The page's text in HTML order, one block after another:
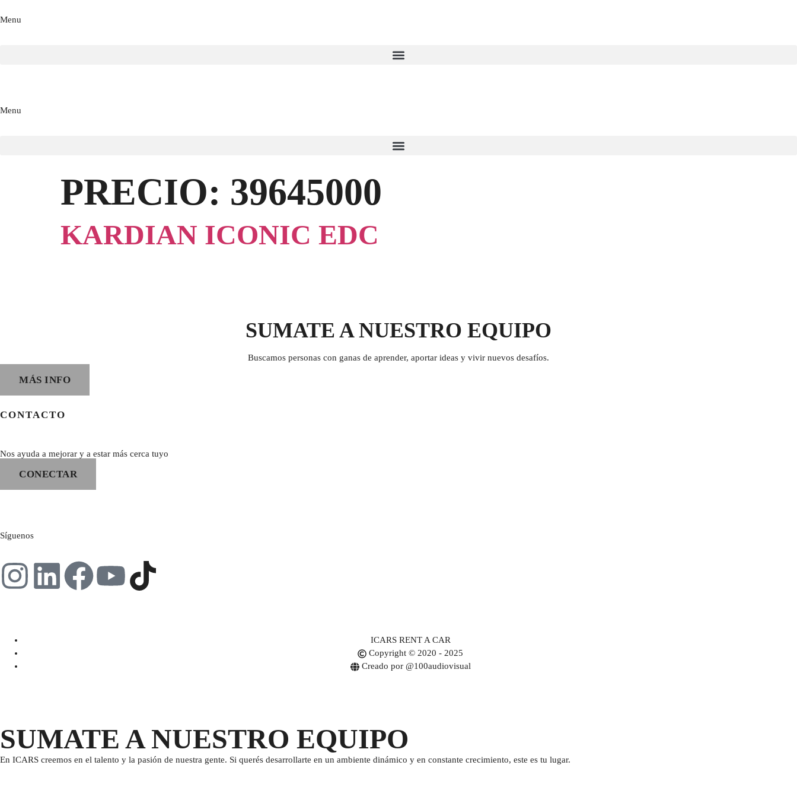
Menu
Menu
PRECIO: 39645000
KARDIAN ICONIC EDC
SUMATE A NUESTRO EQUIPO
Buscamos personas con ganas de aprender, aportar ideas y vivir nuevos desafíos.
MÁS INFO
CONTACTO
Nos ayuda a mejorar y a estar más cerca tuyo
CONECTAR
Síguenos
ICARS RENT A CAR
Copyright © 2020 - 2025
Creado por @100audiovisual
SUMATE A NUESTRO EQUIPO
En ICARS creemos en el talento y la pasión de nuestra gente. Si querés desarrollarte en un ambiente dinámico y en constante crecimiento, este es tu lugar.